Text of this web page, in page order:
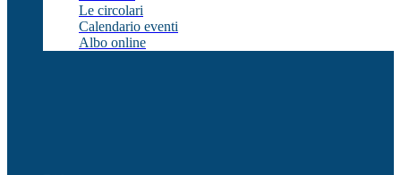
Le circolari
Calendario eventi
Albo online